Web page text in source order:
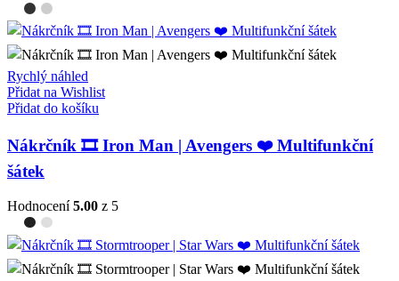
Rychlý náhled
Přidat na Wishlist
Přidat do košíku
Nákrčník 🎞️ Iron Man | Avengers ❤️ Multifunkční
šátek
Hodnocení5.00 z 5